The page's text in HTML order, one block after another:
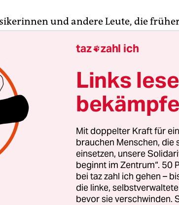
und andere Leute, die
viel Freizeit. Da freut sichdie
im Leben –, wenn sie ab
und Kunstprojekte befragt wird,
und seelisch.
aber nüchtern darlegt, wie es so ist:
aber anderen Soloselbstständigen
ist das Leben und keine Perspektive
weiter, dann herrscht unbehagliches
welches in die Frage mündet:„Ja,
das durch diese Situation mit
taz zahl ich
Links
Mit doppelter Kraft für
brauchen Menschen,
einsetzen, unsere
beginnt im Zentrum“. 50
bei taz zahl ich gehen –
die linke,
bevor sie verschwinden.